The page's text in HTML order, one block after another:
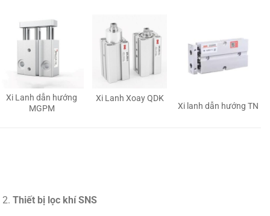
Xi Lanh dẫn hướng
MGPM
Xi Lanh Xoay QDK
Xi lanh dẫn hướng TN
Thiết bị lọc khí SNS